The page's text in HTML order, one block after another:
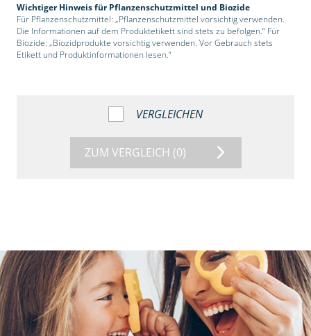
Wichtiger Hinweis für Pflanzenschutzmittel und Biozide
Für Pflanzenschutzmittel: „Pflanzenschutzmittel vorsichtig verwenden.
Die Informationen auf dem Produktetikett sind stets zu befolgen.“ Für
Biozide: „Biozidprodukte vorsichtig verwenden. Vor Gebrauch stets
Etikett und Produktinformationen lesen.“
VERGLEICHEN
ZUM VERGLEICH (0)